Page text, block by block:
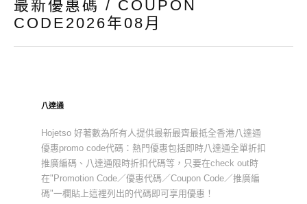
最新優惠碼 / COUPON
CODE2026年08月
八達通
Hojetso 好著數為所有人提供最新最齊最抵全香港八達通
優惠promo code代碼：熱門優惠包括即時八達通全單折扣
推廣編碼、八達通限時折扣代碼等，只要在check out時
在"Promotion Code／優惠代碼／Coupon Code／推廣編
碼"一欄貼上這裡列出的代碼即可享用優惠！